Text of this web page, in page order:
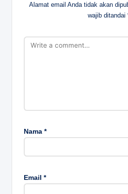
Alamat email Anda tidak akan
wajib ditandai
Nama *
Email *